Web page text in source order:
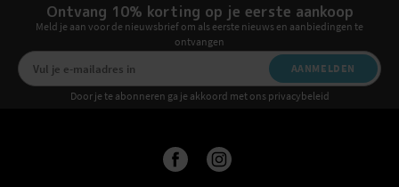
Ontvang 10% korting op je eerste aankoop
Meld je aan voor de nieuwsbrief om als eerste nieuws en aanbiedingen te
ontvangen
AANMELDEN
Door je te abonneren ga je akkoord met ons privacybeleid